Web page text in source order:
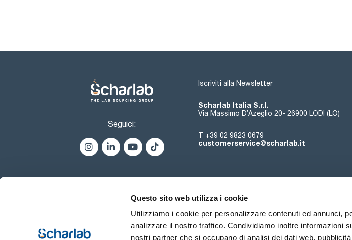
Questo sito web utilizza i cookie
Utilizziamo i cookie per personalizzare contenuti ed annunci,
analizzare il nostro traffico. Condividiamo inoltre informazioni
nostri partner che si occupano di analisi dei dati web,
Seguici:
Iscriviti alla Newsletter
Scharlab Italia S.r.l.
Via Massimo D’Azeglio 20- 26900 LODI (LO)
T +39 02 9823 0679
customerservice@scharlab.it
Chi siamo Eventi